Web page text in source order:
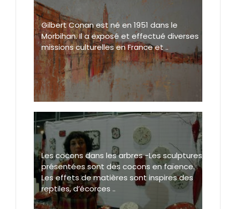
Gilbert Conan est né en 1951 dans le
Morbihan. Il a exposé et effectué diverses
missions culturelles en France et ..
Les cocons dans les arbres -Les sculptures
présentées sont des cocons en faïence.
Les effets de matières sont inspires des
reptiles, d’écorces ..